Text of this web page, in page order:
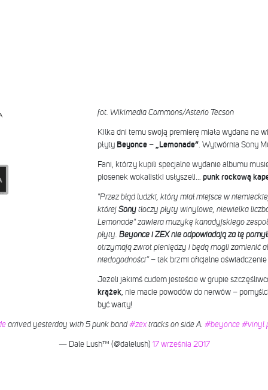
fot. Wikimedia Commons/Asterio Tecson
Kilka dni temu swoją premierę miała wydana na
płyty Beyonce– „Lemonade”. Wytwórnia Sony
Fani, którzy kupili specjalne wydanie albumu
piosenek wokalistki usłyszeli… punk rockową
"Przez błąd ludzki, który miał miejsce w
której Sonytłoczy płyty winylowe, niewielka
Lemonade" zawiera muzykę kanadyjskiego
płyty. Beyonce i ZEX nie odpowiadają za tę
otrzymają zwrot pieniędzy i będą mogli zamienić
niedogodności” – tak brzmi oficjalne
Jeżeli jakimś cudem jesteście w grupie
krążek, nie macie powodów do nerwów –
być warty!
arrived yesterday with 5 punk band #zextracks on side A. #beyonce #vinyl
— Dale Lush™ (@dalelush) 17 września 2017